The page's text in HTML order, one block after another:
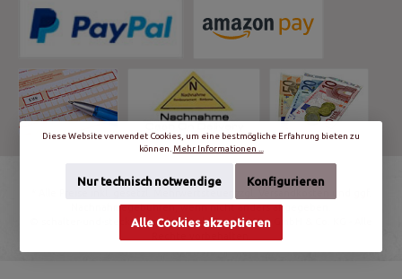
Nachnahmegebühren, wenn nicht anders angegeben.
© schalter-und-steckdosen.de | World Trading Net GmbH & Co. KG - Alle
Diese Website verwendet Cookies, um eine bestmögliche Erfahrung bieten zu
können. Mehr Informationen ...
Nur technisch notwendige Konfigurieren
Alle Cookies akzeptieren